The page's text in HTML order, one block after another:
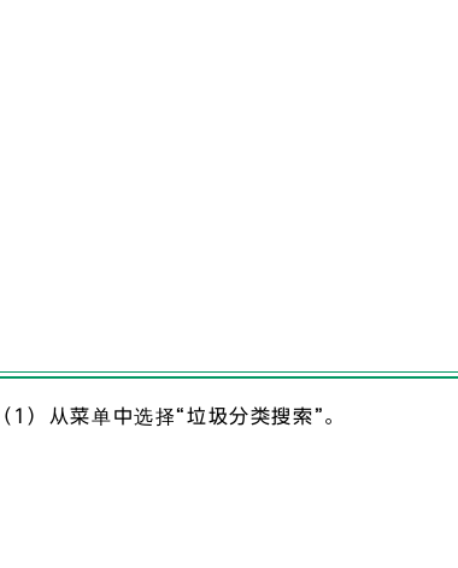
（1）从菜单中选择“垃圾分类搜索”。